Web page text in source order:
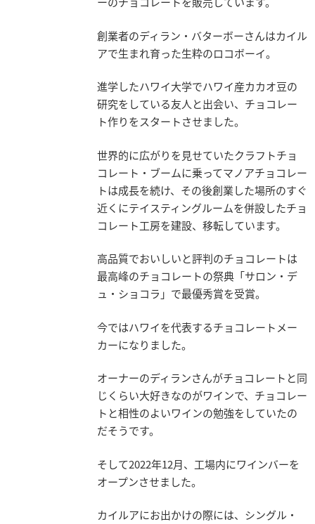
創業者のディラン・バターボーさんはカイル
アで生まれ育った生粋のロコボーイ。
進学したハワイ大学でハワイ産カカオ豆の
研究をしている友人と出会い、チョコレー
ト作りをスタートさせました。
世界的に広がりを見せていたクラフトチョ
コレート・ブームに乗ってマノアチョコレー
トは成長を続け、その後創業した場所のすぐ
近くにテイスティングルームを併設したチョ
コレート工房を建設、移転しています。
高品質でおいしいと評判のチョコレートは
最高峰のチョコレートの祭典「サロン・デ
ュ・ショコラ」で最優秀賞を受賞。
今ではハワイを代表するチョコレートメー
カーになりました。
オーナーのディランさんがチョコレートと同
じくらい大好きなのがワインで、チョコレー
トと相性のよいワインの勉強をしていたの
だそうです。
そして2022年12月、工場内にワインバーを
オープンさせました。
カイルアにお出かけの際には、シングル・